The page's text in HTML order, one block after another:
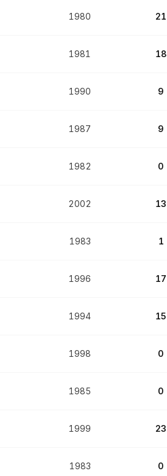
1980 21
1981 18
1990 9
1987 9
1982 0
2002 13
1983 1
1996 17
1994 15
1998 0
1985 0
1999 23
1983 0